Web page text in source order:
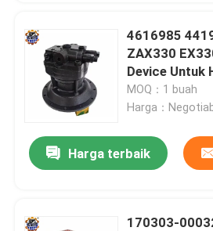
4616985
ZAX330
Device Untuk
MOQ：1 buah
Harga：
Harga terbaik
170303-